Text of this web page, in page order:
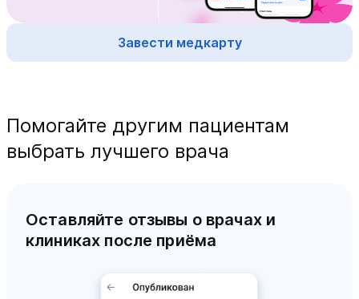
Завести медкарту
Помогайте другим пациентам
выбрать лучшего врача
Оставляйте отзывы о врачах и
клиниках после приёма